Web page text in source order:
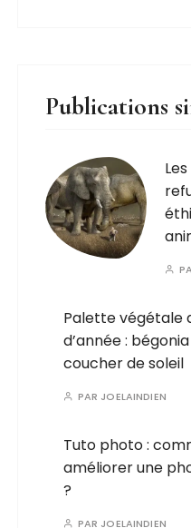
Publications
Palette végétale
d’année :
coucher de soleil
PAR JOELAINDIEN
Tuto photo :
améliorer une
?
PAR JOELAINDIEN